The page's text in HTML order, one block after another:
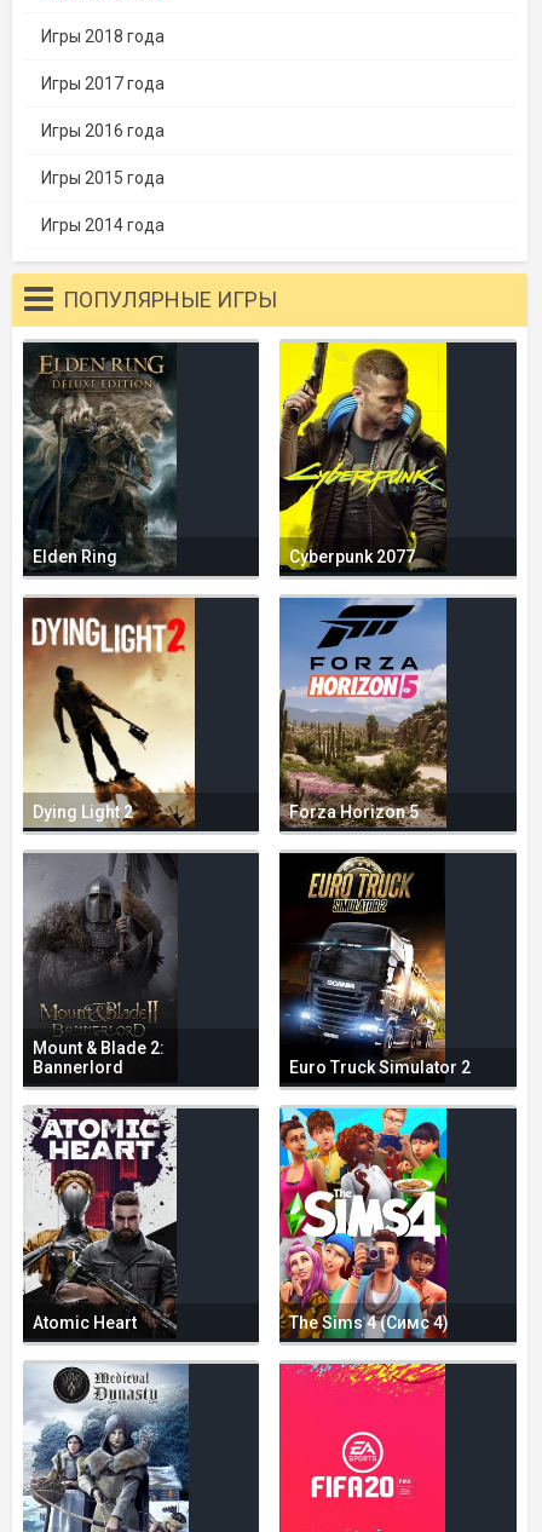
Игры 2018 года
Игры 2017 года
Игры 2016 года
Игры 2015 года
Игры 2014 года
ПОПУЛЯРНЫЕ ИГРЫ
Elden Ring Cyberpunk 2077
Dying Light 2 Forza Horizon 5
Mount & Blade 2:
Bannerlord
Euro Truck Simulator 2
Atomic Heart The Sims 4 (Симс 4)